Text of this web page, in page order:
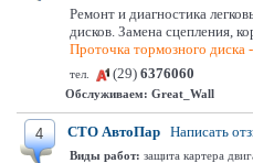
Ремонт и диагностика
дисков. Замена сцепления,
Проточка тормозного диска
тел. (29) 6376060
Обслуживаем: Great_Wall
4 СТО АвтоПар Написать
Виды работ: защита картера